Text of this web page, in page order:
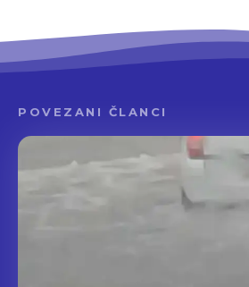
POVEZANI ČLANCI